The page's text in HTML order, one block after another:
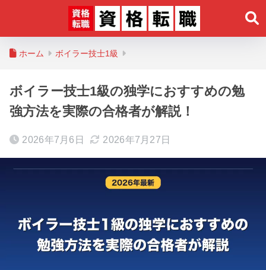
ホーム ボイラー技士1級
ボイラー技士1級の独学におすすめの勉
強方法を実際の合格者が解説！
2026年7月6日 2026年7月27日